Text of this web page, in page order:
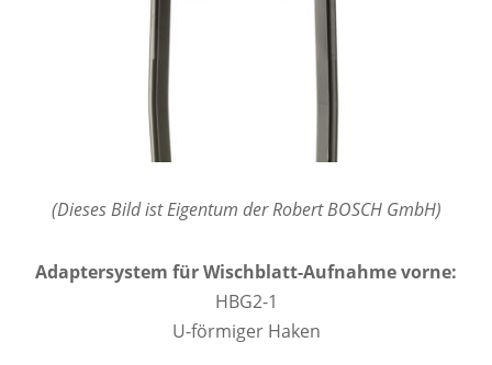
(Dieses Bild ist Eigentum der Robert BOSCH GmbH)
Adaptersystem für Wischblatt-Aufnahme vorne:
HBG2-1
U-förmiger Haken